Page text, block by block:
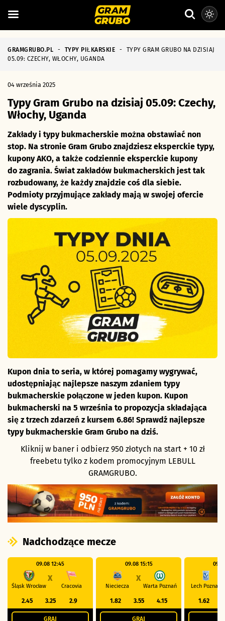
GRAMGRUBO.PL - TYPY PIŁKARSKIE -
TYPY GRAM GRUBO NA DZISIAJ
05.09: CZECHY, WŁOCHY, UGANDA
04 września 2025
Typy Gram Grubo na dzisiaj 05.09: Czechy,
Włochy, Uganda
Zakłady i typy bukmacherskie można obstawiać non
stop. Na stronie Gram Grubo znajdziesz eksperckie typy,
kupony AKO, a także codziennie eksperckie kupony
do zagrania. Świat zakładów bukmacherskich jest tak
rozbudowany, że każdy znajdzie coś dla siebie.
Podmioty przyjmujące zakłady mają w swojej ofercie
wiele dyscyplin.
Kupon dnia to seria, w której pomagamy wygrywać,
udostępniając najlepsze naszym zdaniem typy
bukmacherskie połączone w jeden kupon. Kupon
bukmacherski na 5 września to propozycja składająca
się z trzech zdarzeń z kursem 6.86! Sprawdź najlepsze
typy bukmacherskie Gram Grubo na dziś.
Kliknij w baner i odbierz 950 złotych na start + 10 zł
freebetu tylko z kodem promocyjnym LEBULL
GRAMGRUBO.
Nadchodzące mecze
09.08 12:45
Śląsk Wrocław
X
Cracovia
2.45 3.25 2.9
GRAJ
09.08 15:15
Nieciecza
X
Warta Poznań
1.82 3.55 4.15
GRAJ
Lech Poznań
1.62